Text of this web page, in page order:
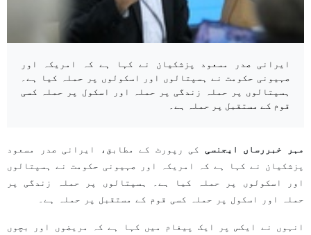
ایرانی صدر مسعود پزشکیان نے کہا ہے کہ امریکہ اور
صہیونی حکومت نے ہسپتالوں اور اسکولوں پر حملہ کیا ہے۔
ہسپتالوں پر حملہ زندگی پر حملہ اور اسکول پر حملہ کسی
قوم کے مستقبل پر حملہ ہے۔
مہر خبررساں ایجنسی کی رپورٹ کے مطابق، ایرانی صدر مسعود
پزشکیان نے کہا ہے کہ امریکہ اور صہیونی حکومت نے ہسپتالوں
اور اسکولوں پر حملہ کیا ہے۔ ہسپتالوں پر حملہ زندگی پر
حملہ اور اسکول پر حملہ کسی قوم کے مستقبل پر حملہ ہے۔
انہوں نے ایکس پر ایک پیغام میں کہا ہے کہ مریضوں اور بچوں